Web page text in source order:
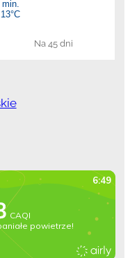
Na 45 dni